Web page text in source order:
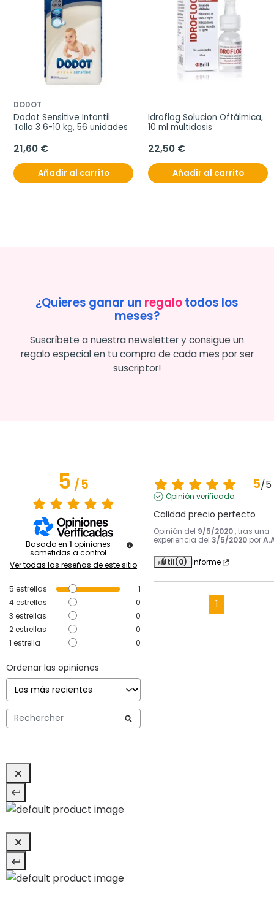
DODOT
Dodot Sensitive Intantil
Talla 3 6-10 kg, 56 unidades
21,60 €
Añadir al carrito
Idroflog Solucion Oftálmica,
10 ml multidosis
22,50 €
Añadir al carrito
¿Quieres ganar un regalotodos los
meses?
Suscríbete a nuestra newsletter y consigue un
regalo especial en tu compra de cada mes por ser
suscriptor!
5/5
Basado en 1 opiniones
sometidas a control
Ver todas las reseñas de este sitio
5 estrellas
1
4estrellas
0
3 estrellas
0
2estrellas
0
1 estrella 0
Ordenar las opiniones
5/5
Opinión verificada
Calidad precio perfecto
Opinión del 9/5/2020 , tras una
experiencia del 3/5/2020 por
Útil(0) Informe
1